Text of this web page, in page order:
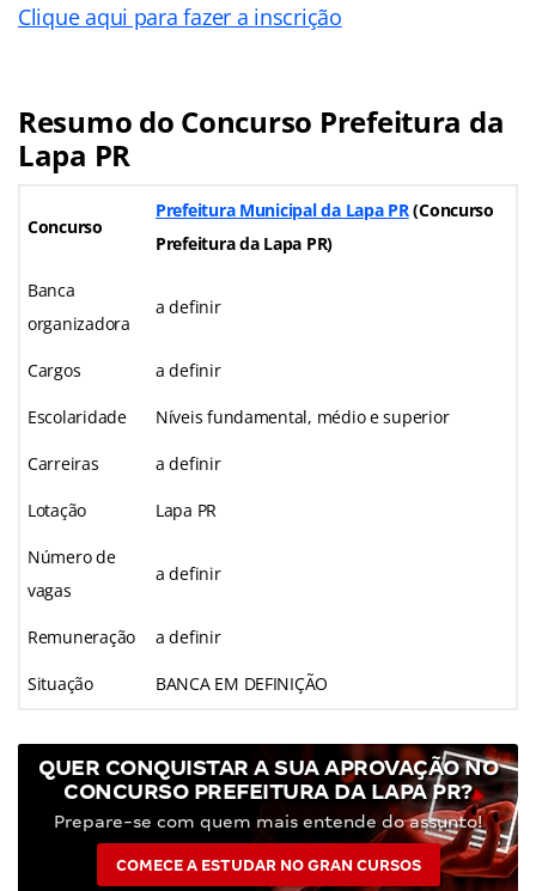
Clique aqui para fazer a inscrição
Resumo do Concurso Prefeitura da
Lapa PR
Concurso
Prefeitura Municipal da Lapa PR(Concurso
Prefeitura da Lapa PR)
Banca
organizadora
a definir
Cargos a definir
Escolaridade Níveis fundamental, médio e superior
Carreiras a definir
Lotação Lapa PR
Número de
vagas
a definir
Remuneração a definir
Situação BANCA EM DEFINIÇÃO
QUER CONQUISTAR A SUA APROVAÇÃO NO
CONCURSO PREFEITURA DA LAPA PR?
Prepare-se com quem mais entende do assunto!
COMECE A ESTUDAR NO GRAN CURSOS